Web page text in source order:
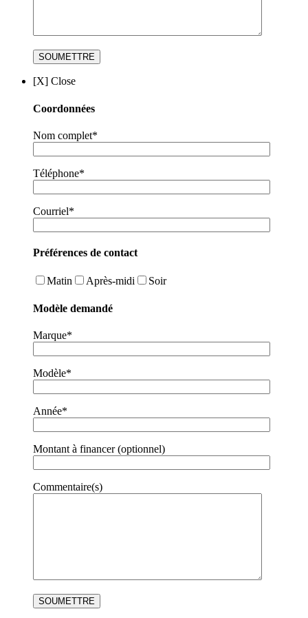
[X] Close
Coordonnées
Nom complet*
Téléphone*
Courriel*
Préférences de contact
Matin Après-midi Soir
Modèle demandé
Marque*
Modèle*
Année*
Montant à financer (optionnel)
Commentaire(s)